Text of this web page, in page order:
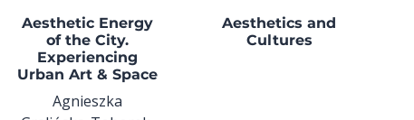
Aesthetic Energy
of the City.
Experiencing
Urban Art & Space
Agnieszka
Aesthetics and
Cultures